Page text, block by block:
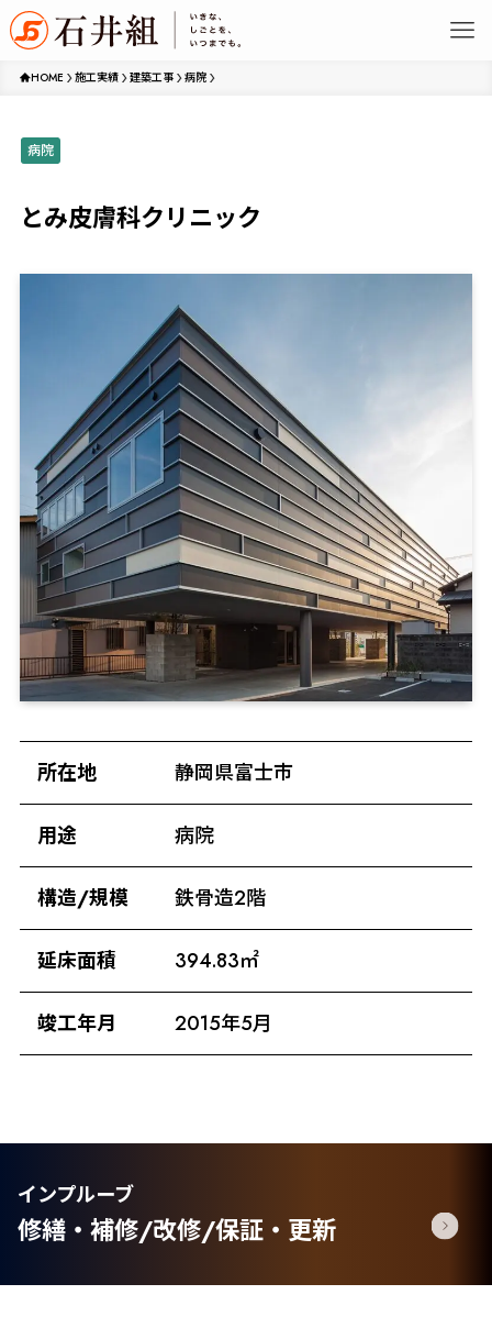
HOME 施工実績 建築工事 病院
病院
とみ皮膚科クリニック
所在地 静岡県富士市
用途 病院
構造/規模 鉄骨造2階
延床面積 394.83㎡
竣工年月 2015年5月
インプルーブ
修繕・補修/改修/保証・更新